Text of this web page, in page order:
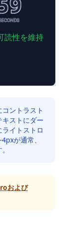
読性を維持
ントラスト
ストにダー
イトストロ
が通常、
および